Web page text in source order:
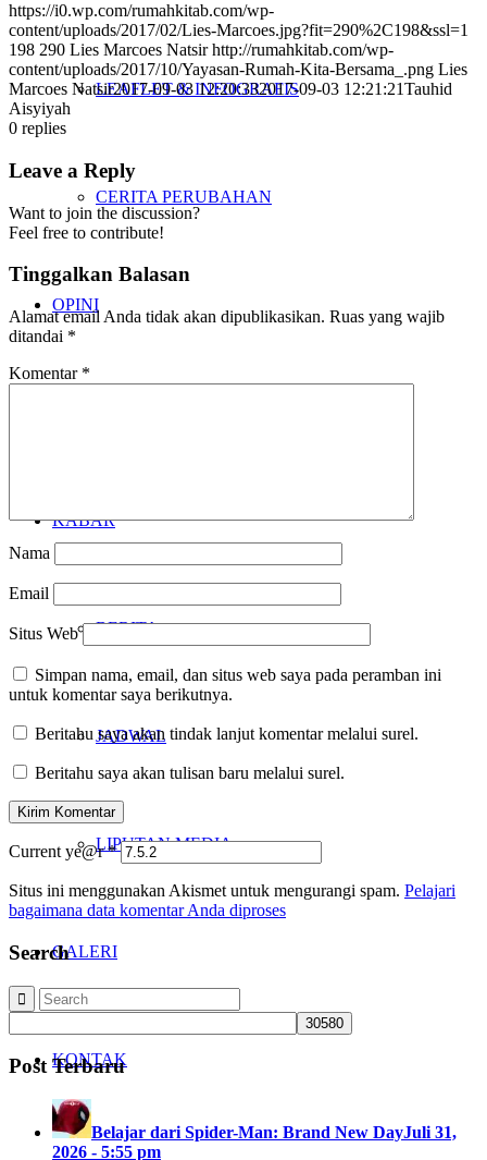
LEAFLET & INFOGRAFIS
CERITA PERUBAHAN
OPINI
KABAR
BERITA
JADWAL
LIPUTAN MEDIA
GALERI
KONTAK
https://i0.wp.com/rumahkitab.com/wp-
content/uploads/2017/02/Lies-Marcoes.jpg?fit=290%2C198&ssl=1
198 290 Lies Marcoes Natsir http://rumahkitab.com/wp-
content/uploads/2017/10/Yayasan-Rumah-Kita-Bersama_.png Lies
Marcoes Natsir2017-09-03 12:20:332017-09-03 12:21:21Tauhid
Aisyiyah
0 replies
Leave a Reply
Want to join the discussion?
Feel free to contribute!
Tinggalkan Balasan
Alamat email Anda tidak akan dipublikasikan. Ruas yang wajib
ditandai *
Komentar *
Nama
Email
Situs Web
Simpan nama, email, dan situs web saya pada peramban ini
untuk komentar saya berikutnya.
Beritahu saya akan tindak lanjut komentar melalui surel.
Beritahu saya akan tulisan baru melalui surel.
Current ye@r*
Situs ini menggunakan Akismet untuk mengurangi spam. Pelajari
bagaimana data komentar Anda diproses
Search
Post Terbaru
Belajar dari Spider-Man: Brand New DayJuli 31,
2026 - 5:55 pm